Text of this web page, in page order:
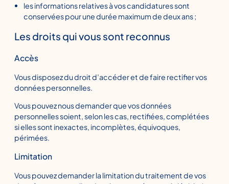
les informations relatives à vos candidatures sont
conservées pour une durée maximum de deux ans ;
Les droits qui vous sont reconnus
Accès
Vous disposez du droit d’accéder et de faire rectifier vos
données personnelles.
Vous pouvez nous demander que vos données
personnelles soient, selon les cas, rectifiées, complétées
si elles sont inexactes, incomplètes, équivoques,
périmées.
Limitation
Vous pouvez demander la limitation du traitement de vos